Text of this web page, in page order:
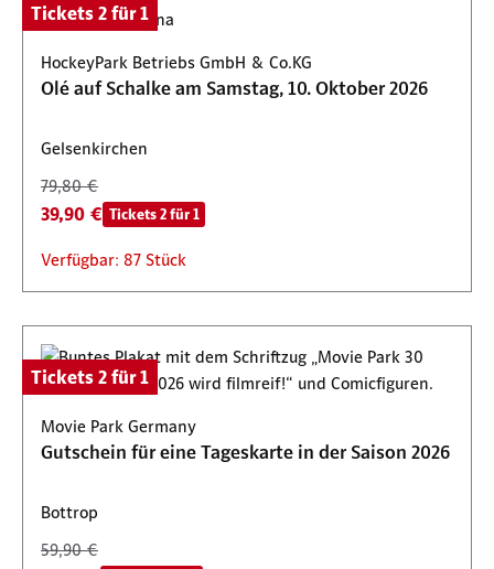
Tickets 2 für 1
HockeyPark Betriebs GmbH & Co.KG
Olé auf Schalke am Samstag, 10. Oktober 2026
Gelsenkirchen
79,80 €
39,90 € Tickets 2 für 1
Verfügbar: 87 Stück
Tickets 2 für 1
Movie Park Germany
Gutschein für eine Tageskarte in der Saison 2026
Bottrop
59,90 €